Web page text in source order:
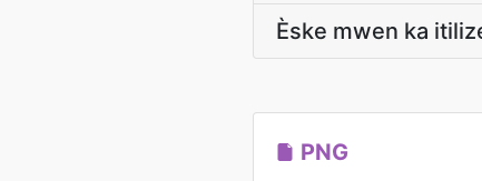
Èske mwen ka
PNG